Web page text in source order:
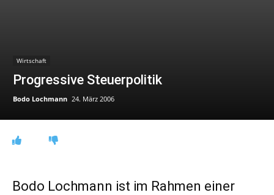
Wirtschaft
Progressive Steuerpolitik
Bodo Lochmann 24. März 2006
Bodo Lochmann ist im Rahmen einer